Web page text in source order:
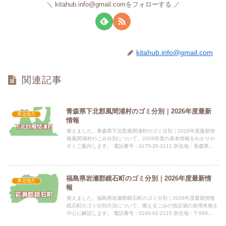
kitahub.info@gmail.comをフォローする
kitahub.info@gmail.com
関連記事
東北地方
青森県下北郡風間浦村のゴミ分別｜2026年度最新
情報
覚えました。青森県下北郡風間浦村のゴミ分別｜2026年度最新情
報風間浦村のごみ分別について、2026年度の基本情報をわかりや
すくご案内します。 電話番号：0175-35-2111 所在地：青森県下
東北地方
福島県岩瀬郡鏡石町のゴミ分別｜2026年度最新情
報
覚えました。福島県岩瀬郡鏡石町のゴミ分別｜2026年度最新情報
鏡石町のゴミ分別方法について、燃えるごみの指定袋の使用有無を
中心に解説します。 電話番号：0248-62-2115 所在地：〒969-